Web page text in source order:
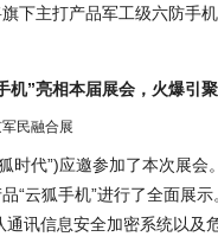
下主打产品军工级六防手
机”亮相本届展会，火爆引
时代”)应邀参加了本次展
“云狐手机”进行了全面展
讯信息安全加密系统以及